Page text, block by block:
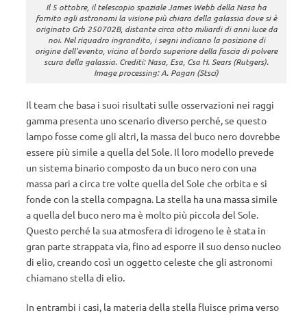
Il 5 ottobre, il telescopio spaziale James Webb della Nasa ha
fornito agli astronomi la visione più chiara della galassia dove si è
originato Grb 250702B, distante circa otto miliardi di anni luce da
noi. Nel riquadro ingrandito, i segni indicano la posizione di
origine dell’evento, vicino al bordo superiore della fascia di polvere
scura della galassia. Crediti: Nasa, Esa, Csa H. Sears (Rutgers).
Image processing: A. Pagan (Stsci)
Il team che basa i suoi risultati sulle osservazioni nei raggi
gamma presenta uno scenario diverso perché, se questo
lampo fosse come gli altri, la massa del buco nero dovrebbe
essere più simile a quella del Sole. Il loro modello prevede
un sistema binario composto da un buco nero con una
massa pari a circa tre volte quella del Sole che orbita e si
fonde con la stella compagna. La stella ha una massa simile
a quella del buco nero ma è molto più piccola del Sole.
Questo perché la sua atmosfera di idrogeno le è stata in
gran parte strappata via, fino ad esporre il suo denso nucleo
di elio, creando così un oggetto celeste che gli astronomi
chiamano stella di elio.
In entrambi i casi, la materia della stella fluisce prima verso